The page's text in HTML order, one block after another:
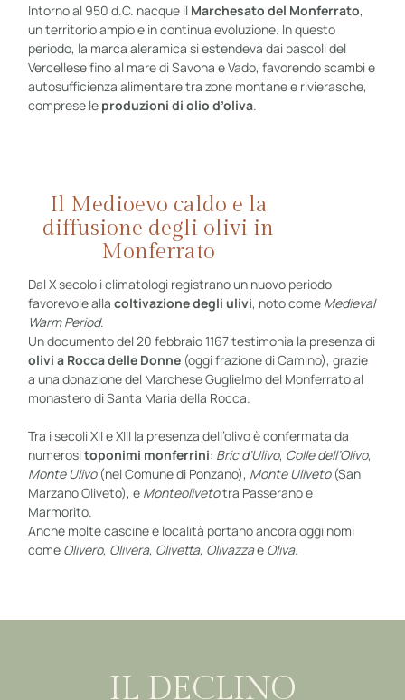
Intorno al 950 d.C. nacque il Marchesato del Monferrato,
un territorio ampio e in continua evoluzione. In questo
periodo, la marca aleramica si estendeva dai pascoli del
Vercellese fino al mare di Savona e Vado, favorendo scambi e
autosufficienza alimentare tra zone montane e rivierasche,
comprese le produzioni di olio d’oliva.
Il Medioevo caldo e la
diffusione degli olivi in
Monferrato
Dal X secolo i climatologi registrano un nuovo periodo
favorevole allacoltivazione degli ulivi, noto come Medieval
Warm Period.
Un documento del 20 febbraio 1167 testimonia la presenza di
olivi a Rocca delle Donne (oggi frazione di Camino), grazie
a una donazione del Marchese Guglielmo del Monferrato al
monastero di Santa Maria della Rocca.
Tra i secoli XII e XIII la presenza dell’olivo è confermata da
numerositoponimi monferrini: Bric d’Ulivo, Colle dell’Olivo,
Monte Ulivo(nel Comune di Ponzano), Monte Uliveto(San
Marzano Oliveto), e Monteolivetotra Passerano e
Marmorito.
Anche molte cascine e località portano ancora oggi nomi
come Olivero, Olivera, Olivetta, Olivazzae Oliva.
IL DECLINO